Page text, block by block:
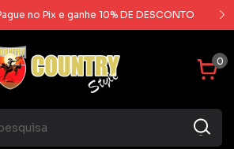
no Pix e ganhe 10% DE DESCONTO
0